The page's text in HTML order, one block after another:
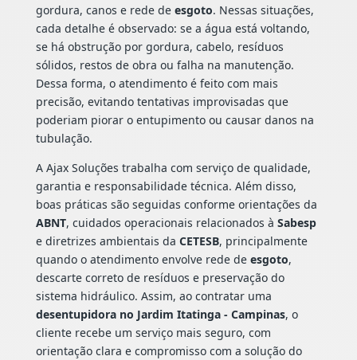
gordura, canos e rede de esgoto. Nessas situações,
cada detalhe é observado: se a água está voltando,
se há obstrução por gordura, cabelo, resíduos
sólidos, restos de obra ou falha na manutenção.
Dessa forma, o atendimento é feito com mais
precisão, evitando tentativas improvisadas que
poderiam piorar o entupimento ou causar danos na
tubulação.
A Ajax Soluções trabalha com serviço de qualidade,
garantia e responsabilidade técnica. Além disso,
boas práticas são seguidas conforme orientações da
ABNT, cuidados operacionais relacionados à Sabesp
e diretrizes ambientais da CETESB, principalmente
quando o atendimento envolve rede de esgoto,
descarte correto de resíduos e preservação do
sistema hidráulico. Assim, ao contratar uma
desentupidora no Jardim Itatinga - Campinas, o
cliente recebe um serviço mais seguro, com
orientação clara e compromisso com a solução do